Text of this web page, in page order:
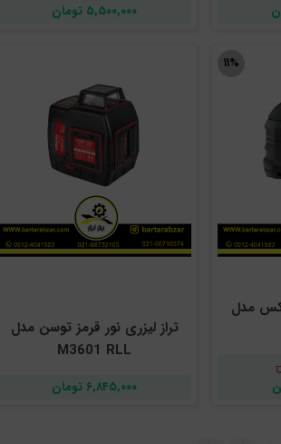
۵,۵۰۰,۰۰۰ تومان
مدل
۱۱%
تراز لیزری نور قرمز توسن مدل
M3601 RLL
۶,۸۴۵,۰۰۰ تومان